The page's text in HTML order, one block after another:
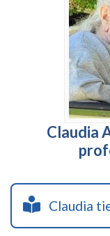
Claudia
Claudia